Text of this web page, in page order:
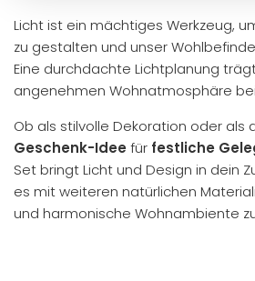
Licht ist ein mächtiges Werkzeug,
zu gestalten und unser
Eine durchdachte Lichtplanung
angenehmen Wohnatmosphäre
Ob als stilvolle Dekoration oder als
Geschenk-Idee für festliche
Set bringt Licht und Design in dein
es mit weiteren natürlichen
und harmonische Wohnambiente